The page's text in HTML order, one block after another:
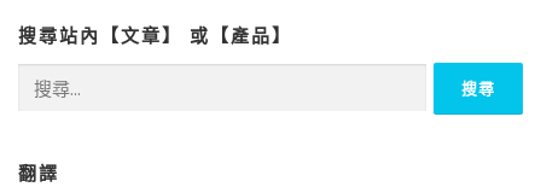
搜尋站內【文章】 或【產品】
字:
翻譯